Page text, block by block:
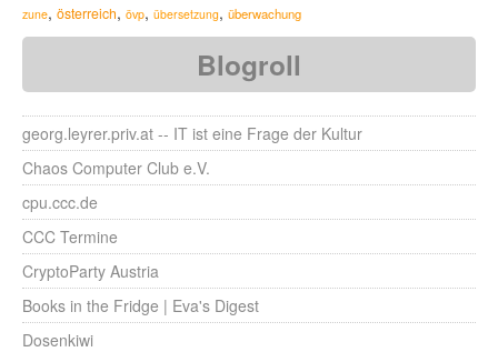
zune, österreich, övp, übersetzung, überwachung
Blogroll
georg.leyrer.priv.at -- IT ist eine Frage der Kultur
Chaos Computer Club e.V.
cpu.ccc.de
CCC Termine
CryptoParty Austria
Books in the Fridge | Eva's Digest
Dosenkiwi